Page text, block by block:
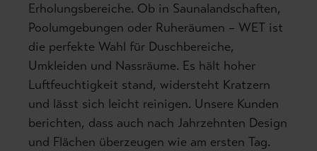
Erholungsbereiche. Ob in Saunalandschaften,
Poolumgebungen oder Ruheräumen – WET ist
die perfekte Wahl für Duschbereiche,
Umkleiden und Nassräume. Es hält hoher
Luftfeuchtigkeit stand, widersteht Kratzern
und lässt sich leicht reinigen. Unsere Kunden
berichten, dass auch nach Jahrzehnten Design
und Flächen überzeugen wie am ersten Tag.